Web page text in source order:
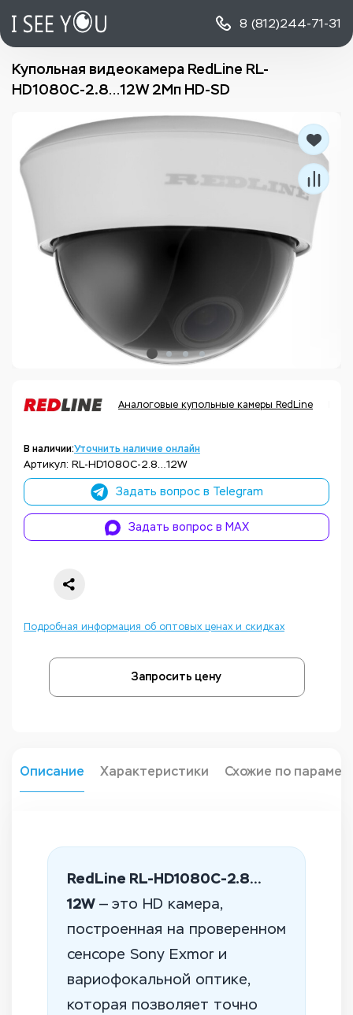
8 (812)244-71-31
Купольная видеокамера RedLine RL-
HD1080C-2.8…12W 2Мп HD-SD
Аналоговые купольные камеры RedLine
В наличии:Уточнить наличие онлайн
Артикул: RL-HD1080C-2.8…12W
Задать вопрос в Telegram
Задать вопрос в MAX
Подробная информация об оптовых ценах и скидках
Запросить цену
Описание Характеристики Схожие по
RedLine RL-HD1080C-2.8…
12W — это HD камера,
построенная на проверенном
сенсоре Sony Exmor и
вариофокальной оптике,
которая позволяет точно